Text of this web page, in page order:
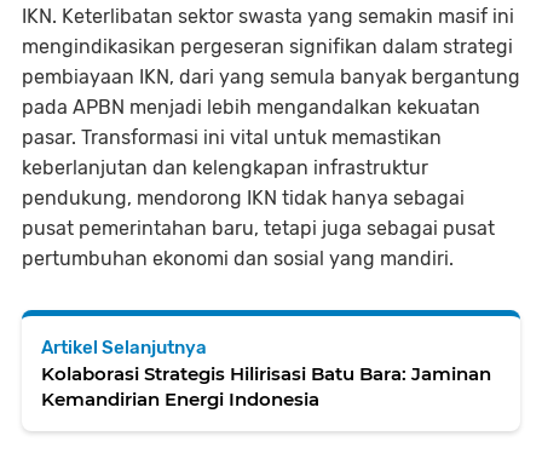
IKN. Keterlibatan sektor swasta yang semakin masif ini
mengindikasikan pergeseran signifikan dalam strategi
pembiayaan IKN, dari yang semula banyak bergantung
pada APBN menjadi lebih mengandalkan kekuatan
pasar. Transformasi ini vital untuk memastikan
keberlanjutan dan kelengkapan infrastruktur
pendukung, mendorong IKN tidak hanya sebagai
pusat pemerintahan baru, tetapi juga sebagai pusat
pertumbuhan ekonomi dan sosial yang mandiri.
Artikel Selanjutnya
Kolaborasi Strategis Hilirisasi Batu Bara: Jaminan
Kemandirian Energi Indonesia